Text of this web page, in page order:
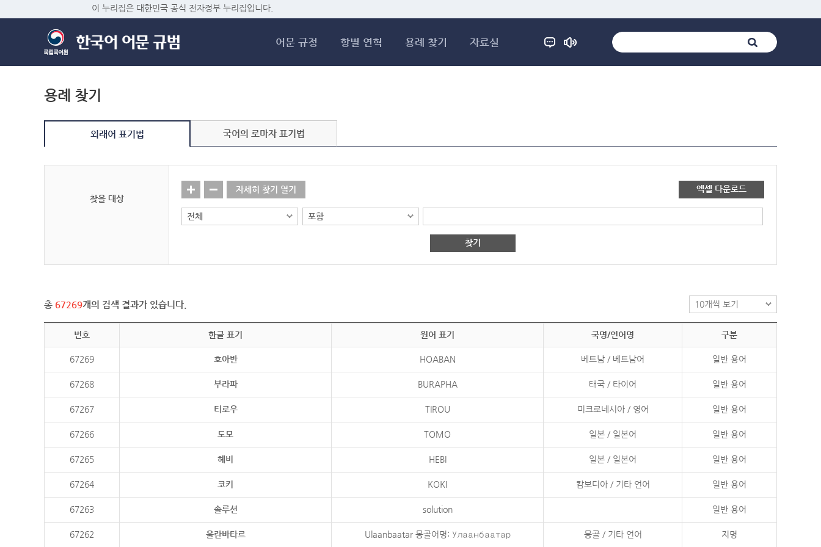
이 누리집은 대한민국 공식 전자정부 누리집입니다.
어문 규정 항별 연혁 용례 찾기 자료실
용례 찾기
외래어 표기법 국어의 로마자 표기법
찾을 대상
자세히 찾기 열기 엑셀 다운로드
찾기
총 67269개의 검색 결과가 있습니다.
번호 한글 표기 원어 표기 국명/언어명 구분
67269 호아반 HOABAN 베트남 / 베트남어 일반 용어
67268 부라파 BURAPHA 태국 / 타이어 일반 용어
67267 티로우 TIROU 미크로네시아 / 영어 일반 용어
67266 도모 TOMO 일본 / 일본어 일반 용어
67265 헤비 HEBI 일본 / 일본어 일반 용어
67264 코키 KOKI 캄보디아 / 기타 언어 일반 용어
67263 솔루션 solution 일반 용어
67262 울란바타르 Ulaanbaatar 몽골어명: Улаанбаатар 몽골 / 기타 언어 지명